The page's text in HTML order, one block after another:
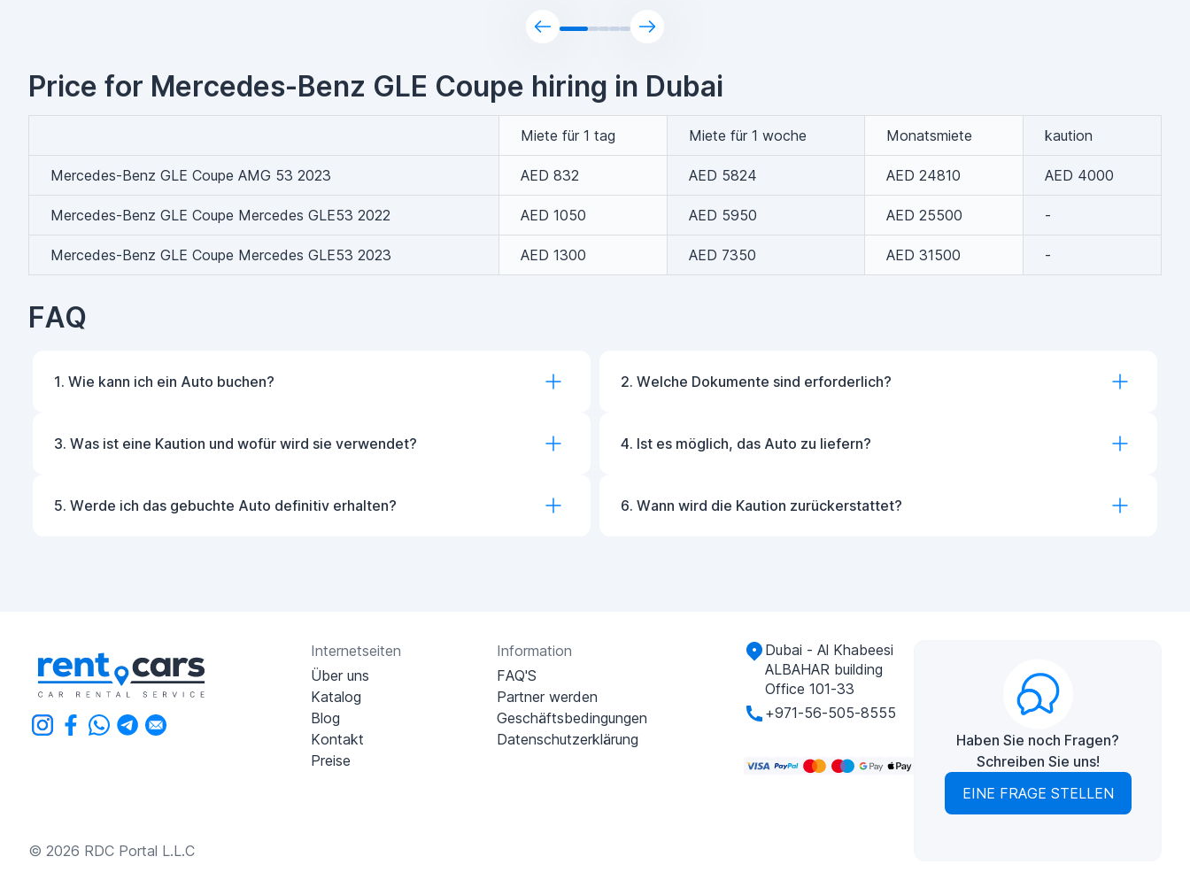
Price for Mercedes-Benz GLE Coupe hiring in Dubai
Miete für 1 tag Miete für 1 woche Monatsmiete kaution
Mercedes-Benz GLE Coupe AMG 53 2023 AED 832 AED 5824 AED 24810 AED 4000
Mercedes-Benz GLE Coupe Mercedes GLE53 2022 AED 1050 AED 5950 AED 25500 -
Mercedes-Benz GLE Coupe Mercedes GLE53 2023 AED 1300 AED 7350 AED 31500 -
FAQ
1. Wie kann ich ein Auto buchen?
3. Was ist eine Kaution und wofür wird sie verwendet?
5. Werde ich das gebuchte Auto definitiv erhalten?
2. Welche Dokumente sind erforderlich?
4. Ist es möglich, das Auto zu liefern?
6. Wann wird die Kaution zurückerstattet?
© 2026 RDC Portal L.L.C
Internetseiten
Über uns
Katalog
Blog
Kontakt
Preise
Information
FAQ'S
Partner werden
Geschäftsbedingungen
Datenschutzerklärung
Dubai - Al Khabeesi
ALBAHAR building
Office 101-33
+971-56-505-8555
Haben Sie noch Fragen?
Schreiben Sie uns!
EINE FRAGE STELLEN